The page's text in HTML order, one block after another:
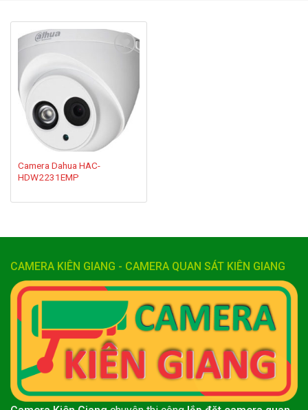
Camera Dahua HAC-
HDW2231EMP
CAMERA KIÊN GIANG - CAMERA QUAN SÁT KIÊN GIANG